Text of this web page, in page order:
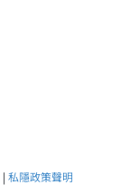
| 私隱政策聲明